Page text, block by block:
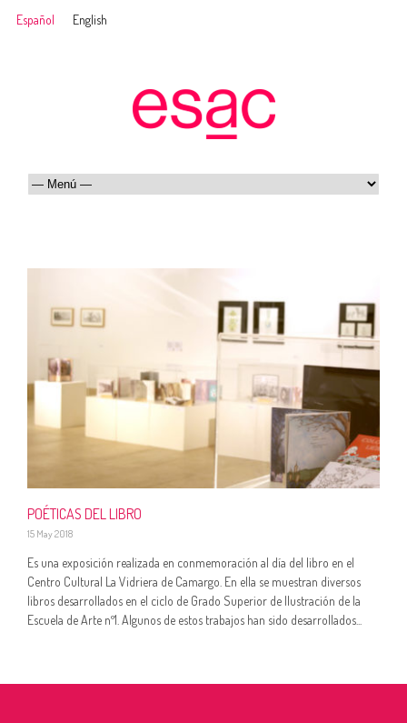
Español English
POÉTICAS DEL LIBRO
15 May 2018
Es una exposición realizada en conmemoración al día del libro en el
Centro Cultural La Vidriera de Camargo. En ella se muestran diversos
libros desarrollados en el ciclo de Grado Superior de Ilustración de la
Escuela de Arte nº1. Algunos de estos trabajos han sido desarrollados...